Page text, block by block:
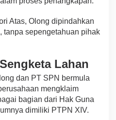
Atas, Olong dipindahkan
tanpa sepengetahuan pihak
Lahan
dan PT SPN bermula
mengklaim
bagian dari Hak Guna
dimiliki PTPN XIV.